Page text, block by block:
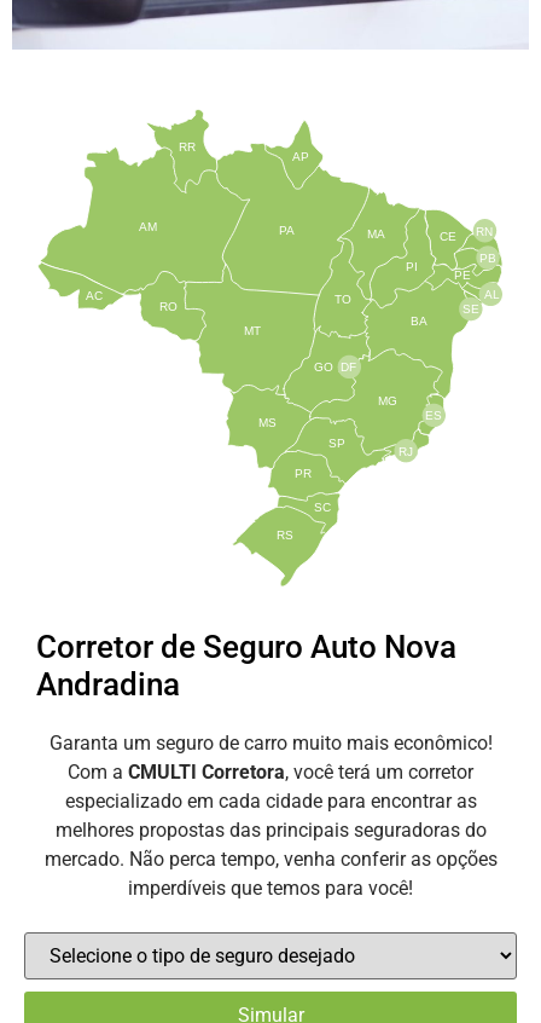
TO
BA
SE
PE
AL
RN
CE
PI
MA
AP
PA
RR
AM
AC
RO
MT
MS
GO
PR
SC
RS
SP
MG
RJ
ES
DF
PB
Corretor de Seguro Auto Nova
Andradina
Garanta um seguro de carro muito mais econômico!
Com a CMULTI Corretora, você terá um corretor
especializado em cada cidade para encontrar as
melhores propostas das principais seguradoras do
mercado. Não perca tempo, venha conferir as opções
imperdíveis que temos para você!